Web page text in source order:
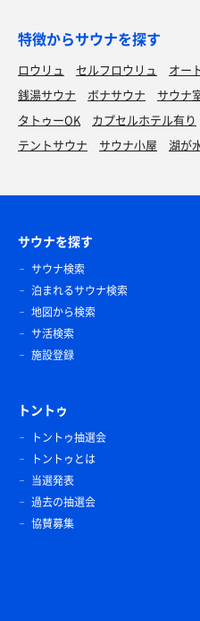
特徴からサウナを探す
ロウリュ セルフロウリュ オー
銭湯サウナ
ボナサウナ サウナ
タトゥーOK
カプセルホテル有り
テントサウナ
サウナ小屋 湖が
サウナを探す
サウナ検索
泊まれるサウナ検索
地図から検索
サ活検索
施設登録
トントゥ
トントゥ抽選会
トントゥとは
当選発表
過去の抽選会
協賛募集